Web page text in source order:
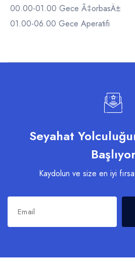
00.00-01.00 Gece Ã‡orbasÄ±
01.00-06.00 Gece Aperatifi
Seyahat
Kaydolun ve size en iyi